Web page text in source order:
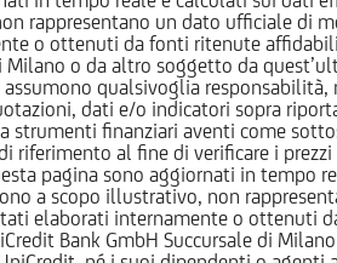
rappresentano un dato ufficiale di
o ottenuti da fonti ritenute
Milano o da altro soggetto da
qualsivoglia responsabilità,
dati e/o indicatori sopra
strumenti finanziari aventi come
riferimento al fine di verificare i
pagina sono aggiornati in
a scopo illustrativo, non
elaborati internamente o ottenuti
Bank GmbH Succursale di